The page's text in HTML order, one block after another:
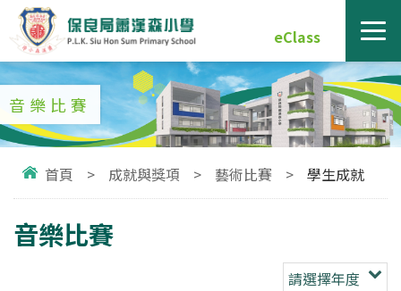
eClass
音樂比賽
首頁 > 成就與獎項 > 藝術比賽 > 學生成就
音樂比賽
請選擇年度